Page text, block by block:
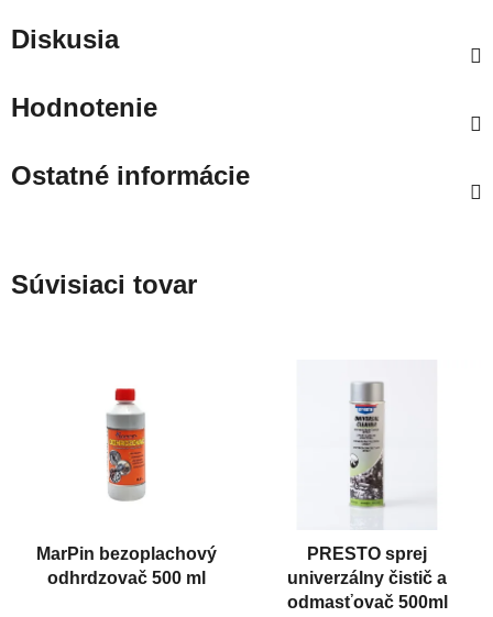
Diskusia
Hodnotenie
Ostatné informácie
Súvisiaci tovar
MarPin bezoplachový
odhrdzovač 500 ml
PRESTO sprej
univerzálny čistič a
odmasťovač 500ml